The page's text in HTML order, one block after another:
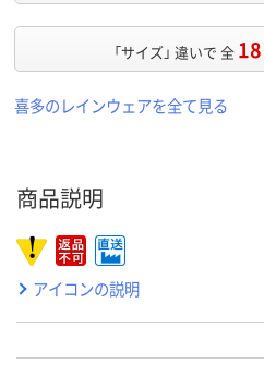
「サイズ」 違いで 全 18
喜多のレインウェアを全て見る
商品説明
アイコンの説明